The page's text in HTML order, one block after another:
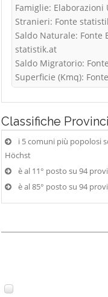
Famiglie:
Stranieri: Fonte
Saldo Naturale: Fonte
statistik.at
Saldo Migratorio:
Superficie (Kmq):
Classifiche
i 5 comuni più popolosi
Höchst
è al 11° posto su 94
è al 85° posto su 94